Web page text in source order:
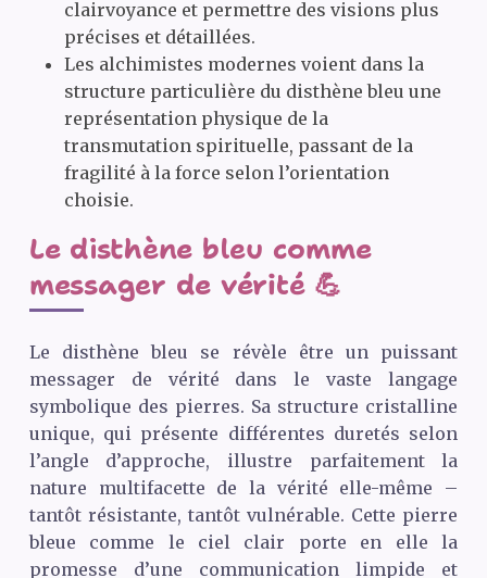
clairvoyance et permettre des visions plus
précises et détaillées.
Les alchimistes modernes voient dans la
structure particulière du disthène bleu une
représentation physique de la
transmutation spirituelle, passant de la
fragilité à la force selon l’orientation
choisie.
Le disthène bleu comme
messager de vérité 💪
Le disthène bleu se révèle être un puissant
messager de vérité dans le vaste langage
symbolique des pierres. Sa structure cristalline
unique, qui présente différentes duretés selon
l’angle d’approche, illustre parfaitement la
nature multifacette de la vérité elle-même –
tantôt résistante, tantôt vulnérable. Cette pierre
bleue comme le ciel clair porte en elle la
promesse d’une communication limpide et